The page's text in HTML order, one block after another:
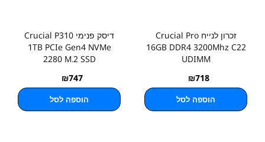
זכרון לנייח Crucial Pro
16GB DDR4 3200Mhz C22
UDIMM
₪718
הוספה לסל
דיסק פנימי Crucial P310
1TB PCIe Gen4 NVMe
2280 M.2 SSD
₪747
הוספה לסל